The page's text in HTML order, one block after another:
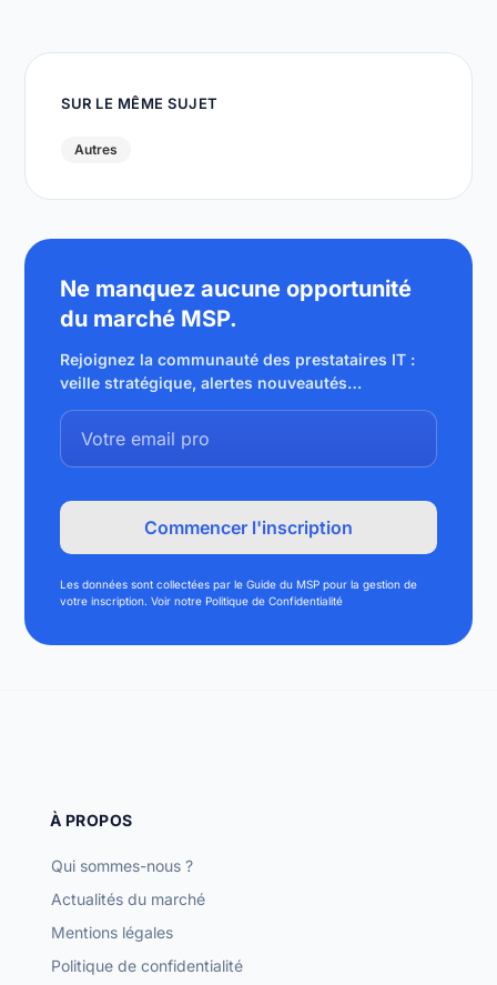
SUR LE MÊME SUJET
Autres
Ne manquez aucune opportunité
du marché MSP.
Rejoignez la communauté des prestataires IT :
veille stratégique, alertes nouveautés…
Les données sont collectées par le Guide du MSP pour la gestion de
votre inscription. Voir notre Politique de Confidentialité
À PROPOS
Qui sommes-nous ?
Actualités du marché
Mentions légales
Politique de confidentialité